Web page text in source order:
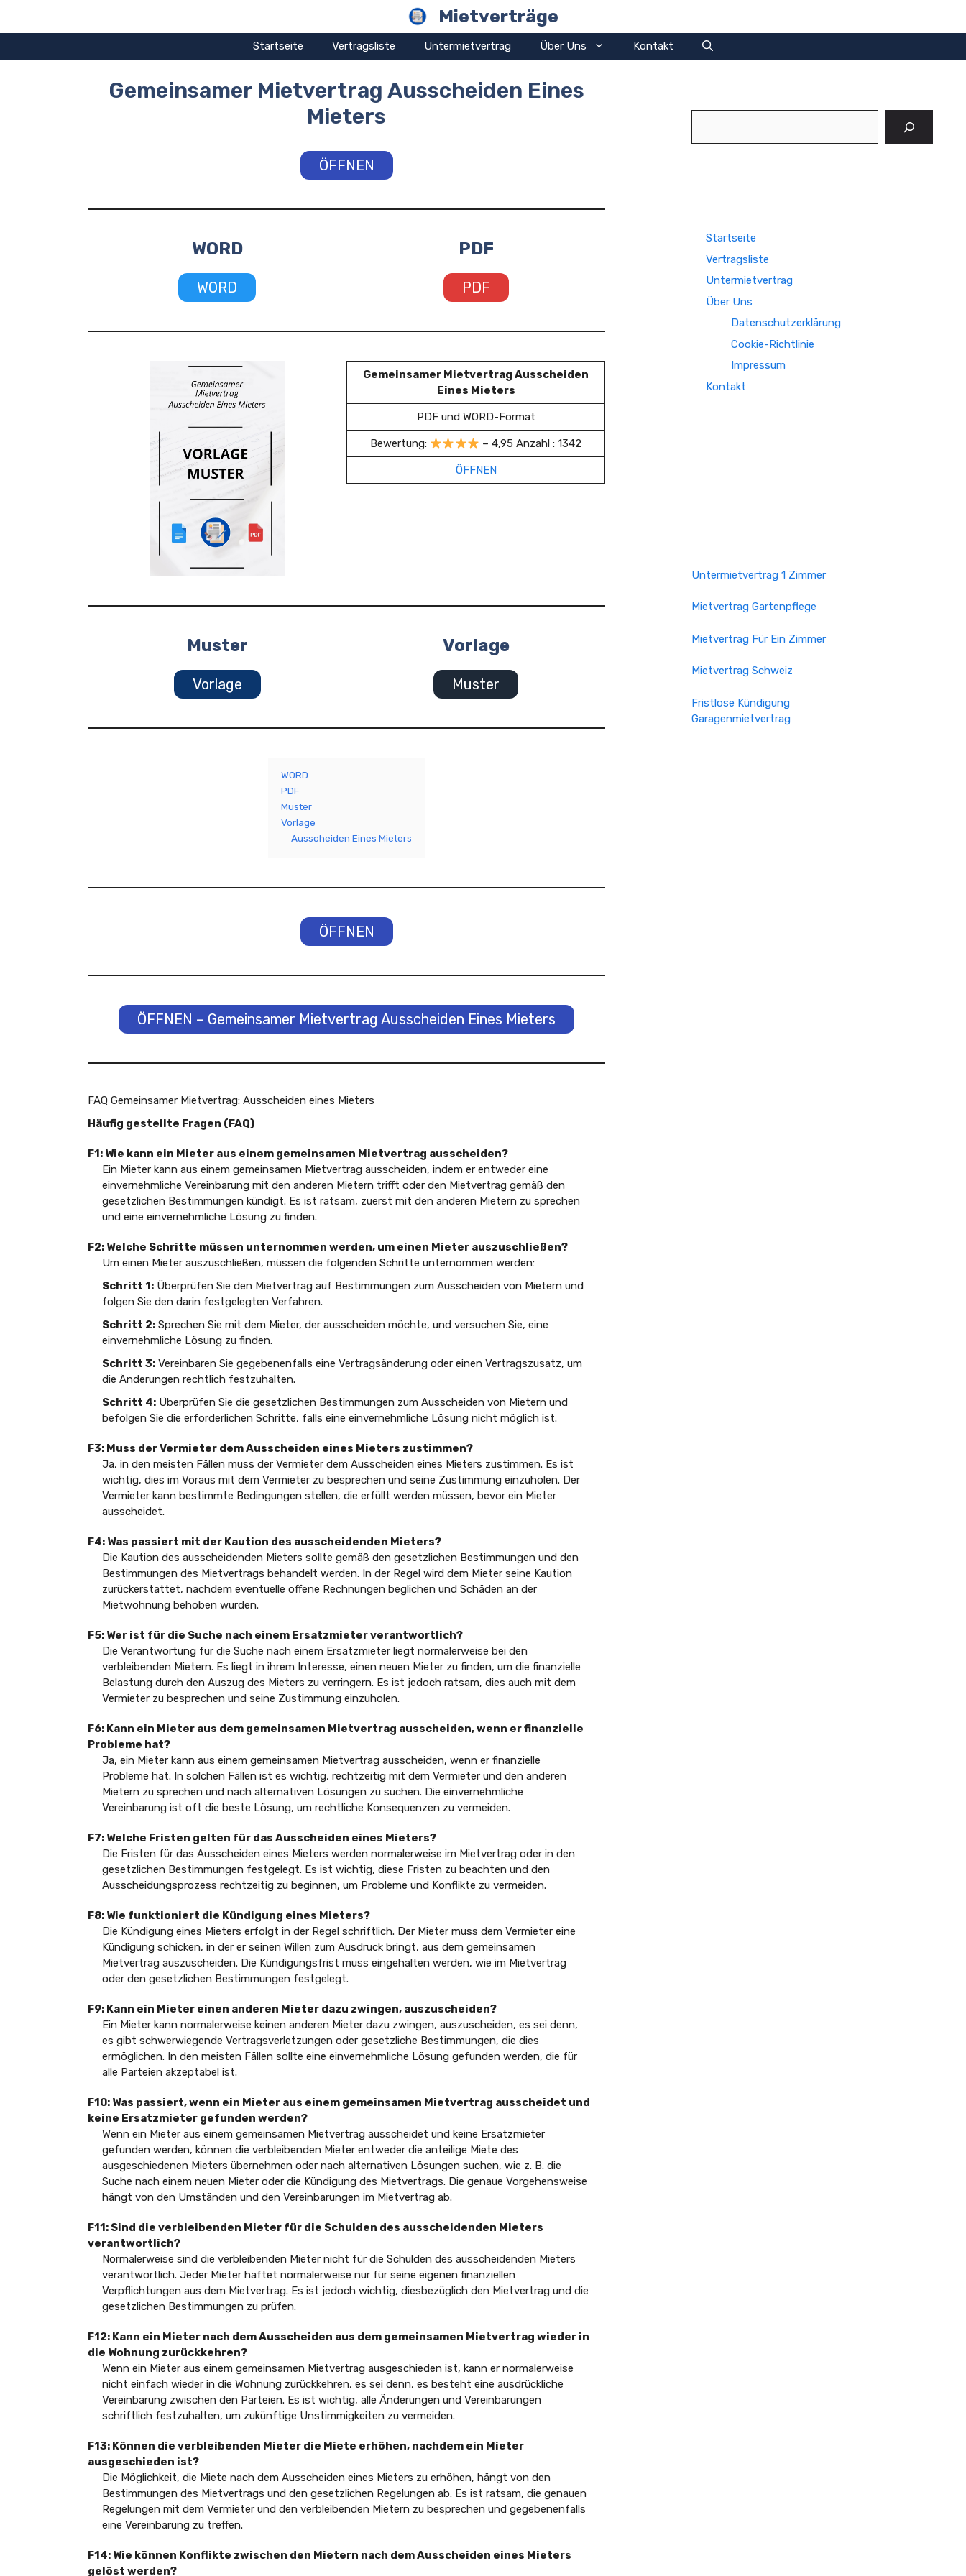
Mietverträge
Startseite Vertragsliste Untermietvertrag Über Uns Kontakt
Gemeinsamer Mietvertrag Ausscheiden Eines
Mieters
ÖFFNEN
WORD
WORD
PDF
PDF
Gemeinsamer Mietvertrag Ausscheiden
Eines Mieters
PDF und WORD-Format
Bewertung: – 4,95 Anzahl : 1342
ÖFFNEN
Muster
Vorlage
Vorlage
Muster
WORD
PDF
Muster
Vorlage
Ausscheiden Eines Mieters
ÖFFNEN
ÖFFNEN – Gemeinsamer Mietvertrag Ausscheiden Eines Mieters
FAQ Gemeinsamer Mietvertrag: Ausscheiden eines Mieters
Häufig gestellte Fragen (FAQ)
F1: Wie kann ein Mieter aus einem gemeinsamen Mietvertrag ausscheiden?
Ein Mieter kann aus einem gemeinsamen Mietvertrag ausscheiden, indem er entweder eine
einvernehmliche Vereinbarung mit den anderen Mietern trifft oder den Mietvertrag gemäß den
gesetzlichen Bestimmungen kündigt. Es ist ratsam, zuerst mit den anderen Mietern zu sprechen
und eine einvernehmliche Lösung zu finden.
F2: Welche Schritte müssen unternommen werden, um einen Mieter auszuschließen?
Um einen Mieter auszuschließen, müssen die folgenden Schritte unternommen werden:
Schritt 1: Überprüfen Sie den Mietvertrag auf Bestimmungen zum Ausscheiden von Mietern und
folgen Sie den darin festgelegten Verfahren.
Schritt 2: Sprechen Sie mit dem Mieter, der ausscheiden möchte, und versuchen Sie, eine
einvernehmliche Lösung zu finden.
Schritt 3: Vereinbaren Sie gegebenenfalls eine Vertragsänderung oder einen Vertragszusatz, um
die Änderungen rechtlich festzuhalten.
Schritt 4: Überprüfen Sie die gesetzlichen Bestimmungen zum Ausscheiden von Mietern und
befolgen Sie die erforderlichen Schritte, falls eine einvernehmliche Lösung nicht möglich ist.
F3: Muss der Vermieter dem Ausscheiden eines Mieters zustimmen?
Ja, in den meisten Fällen muss der Vermieter dem Ausscheiden eines Mieters zustimmen. Es ist
wichtig, dies im Voraus mit dem Vermieter zu besprechen und seine Zustimmung einzuholen. Der
Vermieter kann bestimmte Bedingungen stellen, die erfüllt werden müssen, bevor ein Mieter
ausscheidet.
F4: Was passiert mit der Kaution des ausscheidenden Mieters?
Die Kaution des ausscheidenden Mieters sollte gemäß den gesetzlichen Bestimmungen und den
Bestimmungen des Mietvertrags behandelt werden. In der Regel wird dem Mieter seine Kaution
zurückerstattet, nachdem eventuelle offene Rechnungen beglichen und Schäden an der
Mietwohnung behoben wurden.
F5: Wer ist für die Suche nach einem Ersatzmieter verantwortlich?
Die Verantwortung für die Suche nach einem Ersatzmieter liegt normalerweise bei den
verbleibenden Mietern. Es liegt in ihrem Interesse, einen neuen Mieter zu finden, um die finanzielle
Belastung durch den Auszug des Mieters zu verringern. Es ist jedoch ratsam, dies auch mit dem
Vermieter zu besprechen und seine Zustimmung einzuholen.
F6: Kann ein Mieter aus dem gemeinsamen Mietvertrag ausscheiden, wenn er finanzielle
Probleme hat?
Ja, ein Mieter kann aus einem gemeinsamen Mietvertrag ausscheiden, wenn er finanzielle
Probleme hat. In solchen Fällen ist es wichtig, rechtzeitig mit dem Vermieter und den anderen
Mietern zu sprechen und nach alternativen Lösungen zu suchen. Die einvernehmliche
Vereinbarung ist oft die beste Lösung, um rechtliche Konsequenzen zu vermeiden.
F7: Welche Fristen gelten für das Ausscheiden eines Mieters?
Die Fristen für das Ausscheiden eines Mieters werden normalerweise im Mietvertrag oder in den
gesetzlichen Bestimmungen festgelegt. Es ist wichtig, diese Fristen zu beachten und den
Ausscheidungsprozess rechtzeitig zu beginnen, um Probleme und Konflikte zu vermeiden.
F8: Wie funktioniert die Kündigung eines Mieters?
Die Kündigung eines Mieters erfolgt in der Regel schriftlich. Der Mieter muss dem Vermieter eine
Kündigung schicken, in der er seinen Willen zum Ausdruck bringt, aus dem gemeinsamen
Mietvertrag auszuscheiden. Die Kündigungsfrist muss eingehalten werden, wie im Mietvertrag
oder den gesetzlichen Bestimmungen festgelegt.
F9: Kann ein Mieter einen anderen Mieter dazu zwingen, auszuscheiden?
Ein Mieter kann normalerweise keinen anderen Mieter dazu zwingen, auszuscheiden, es sei denn,
es gibt schwerwiegende Vertragsverletzungen oder gesetzliche Bestimmungen, die dies
ermöglichen. In den meisten Fällen sollte eine einvernehmliche Lösung gefunden werden, die für
alle Parteien akzeptabel ist.
F10: Was passiert, wenn ein Mieter aus einem gemeinsamen Mietvertrag ausscheidet und
keine Ersatzmieter gefunden werden?
Wenn ein Mieter aus einem gemeinsamen Mietvertrag ausscheidet und keine Ersatzmieter
gefunden werden, können die verbleibenden Mieter entweder die anteilige Miete des
ausgeschiedenen Mieters übernehmen oder nach alternativen Lösungen suchen, wie z. B. die
Suche nach einem neuen Mieter oder die Kündigung des Mietvertrags. Die genaue Vorgehensweise
hängt von den Umständen und den Vereinbarungen im Mietvertrag ab.
F11: Sind die verbleibenden Mieter für die Schulden des ausscheidenden Mieters
verantwortlich?
Normalerweise sind die verbleibenden Mieter nicht für die Schulden des ausscheidenden Mieters
verantwortlich. Jeder Mieter haftet normalerweise nur für seine eigenen finanziellen
Verpflichtungen aus dem Mietvertrag. Es ist jedoch wichtig, diesbezüglich den Mietvertrag und die
gesetzlichen Bestimmungen zu prüfen.
F12: Kann ein Mieter nach dem Ausscheiden aus dem gemeinsamen Mietvertrag wieder in
die Wohnung zurückkehren?
Wenn ein Mieter aus einem gemeinsamen Mietvertrag ausgeschieden ist, kann er normalerweise
nicht einfach wieder in die Wohnung zurückkehren, es sei denn, es besteht eine ausdrückliche
Vereinbarung zwischen den Parteien. Es ist wichtig, alle Änderungen und Vereinbarungen
schriftlich festzuhalten, um zukünftige Unstimmigkeiten zu vermeiden.
F13: Können die verbleibenden Mieter die Miete erhöhen, nachdem ein Mieter
ausgeschieden ist?
Die Möglichkeit, die Miete nach dem Ausscheiden eines Mieters zu erhöhen, hängt von den
Bestimmungen des Mietvertrags und den gesetzlichen Regelungen ab. Es ist ratsam, die genauen
Regelungen mit dem Vermieter und den verbleibenden Mietern zu besprechen und gegebenenfalls
eine Vereinbarung zu treffen.
F14: Wie können Konflikte zwischen den Mietern nach dem Ausscheiden eines Mieters
gelöst werden?
Startseite
Vertragsliste
Untermietvertrag
Über Uns
Datenschutzerklärung
Cookie-Richtlinie
Impressum
Kontakt
Untermietvertrag 1 Zimmer
Mietvertrag Gartenpflege
Mietvertrag Für Ein Zimmer
Mietvertrag Schweiz
Fristlose Kündigung
Garagenmietvertrag